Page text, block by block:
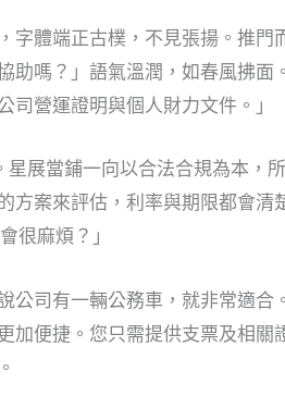
體端正古樸，不見張揚。推門
助嗎？」語氣溫潤，如春風拂面
營運證明與個人財力文件。」
展當鋪一向以合法合規為本，
方案來評估，利率與期限都會清
很麻煩？」
公司有一輛公務車，就非常適合
加便捷。您只需提供支票及相關